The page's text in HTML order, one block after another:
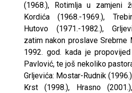
(1968.), Rotimlja u zamjeni
Kordića (1968.-1969.),
Hutovo (1971.-1982.),
zatim nakon proslave Srebrne
1992. god. kada je
Pavlović, te još nekoliko
Grljevića: Mostar-Rudnik
Krst (1998.), Hrasno